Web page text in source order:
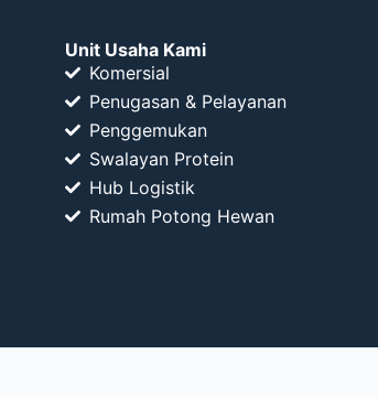
Unit Usaha Kami
Komersial
Penugasan & Pelayanan
Penggemukan
Swalayan Protein
Hub Logistik
Rumah Potong Hewan